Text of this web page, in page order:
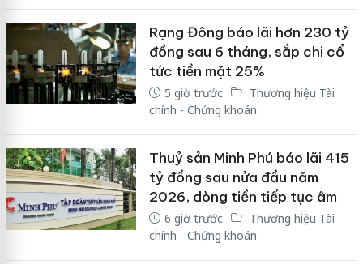
Rạng Đông báo lãi hơn 230 tỷ
đồng sau 6 tháng, sắp chi cổ
tức tiền mặt 25%
5 giờ trước
Thương hiệu Tài
chính - Chứng khoán
Thuỷ sản Minh Phú báo lãi 415
tỷ đồng sau nửa đầu năm
2026, dòng tiền tiếp tục âm
6 giờ trước
Thương hiệu Tài
chính - Chứng khoán